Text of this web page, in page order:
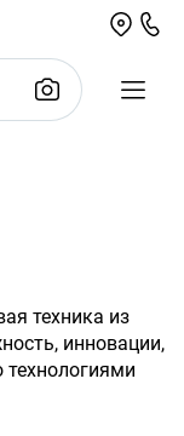
техника из
инновации,